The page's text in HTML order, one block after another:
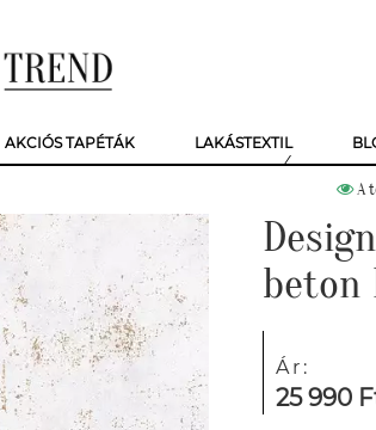
AKCIÓS TAPÉTÁK LAKÁSTEXTIL
A
beton
Ár:
25 990